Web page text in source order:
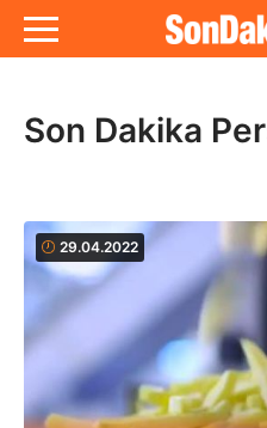
Son Dakika
29.04.2022